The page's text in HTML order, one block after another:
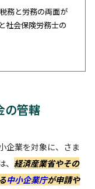
務と労務の両面が
社会保険労務士の
の管轄
企業を対象に、さま
経済産業省やその
中小企業庁が申請や